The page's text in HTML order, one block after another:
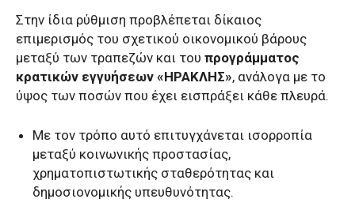
Στην ίδια ρύθμιση προβλέπεται δίκαιος
επιμερισμός του σχετικού οικονομικού βάρους
μεταξύ των τραπεζών και του προγράμματος
κρατικών εγγυήσεων «ΗΡΑΚΛΗΣ», ανάλογα με το
ύψος των ποσών που έχει εισπράξει κάθε πλευρά.
Με τον τρόπο αυτό επιτυγχάνεται ισορροπία
μεταξύ κοινωνικής προστασίας,
χρηματοπιστωτικής σταθερότητας και
δημοσιονομικής υπευθυνότητας.